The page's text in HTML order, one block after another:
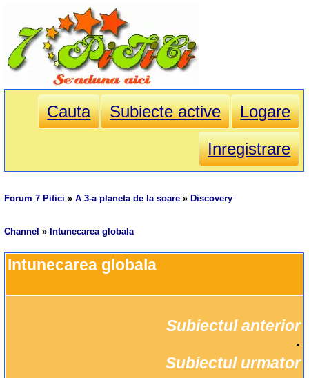
Cauta Subiecte active
Logare
Inregistrare
Forum 7 Pitici »A 3-a planeta de la soare » Discovery
Channel » Intunecarea globala
Intunecarea globala
Subiectul anterior
Subiectul urmator